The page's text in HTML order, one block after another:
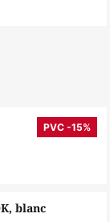
blanc
PVC -15%